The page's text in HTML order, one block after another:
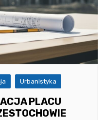
Urbanistyka
PLACU